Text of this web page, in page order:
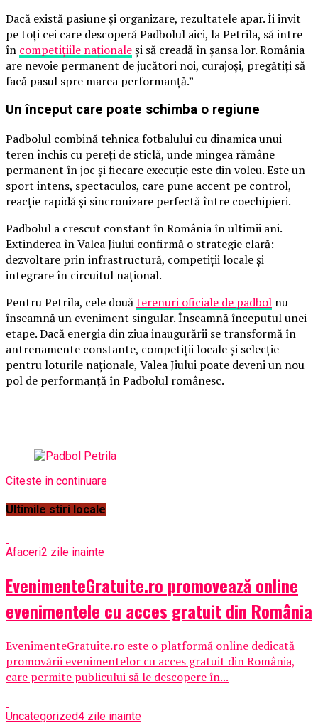
Dacă există pasiune și organizare, rezultatele apar. Îi invit
pe toți cei care descoperă Padbolul aici, la Petrila, să intre
în competițiile naționaleși să creadă în șansa lor. România
are nevoie permanent de jucători noi, curajoși, pregătiți să
facă pasul spre marea performanță.”
Un început care poate schimba o regiune
Padbolul combină tehnica fotbalului cu dinamica unui
teren închis cu pereți de sticlă, unde mingea rămâne
permanent în joc și fiecare execuție este din voleu. Este un
sport intens, spectaculos, care pune accent pe control,
reacție rapidă și sincronizare perfectă între coechipieri.
Padbolul a crescut constant în România în ultimii ani.
Extinderea în Valea Jiului confirmă o strategie clară:
dezvoltare prin infrastructură, competiții locale și
integrare în circuitul național.
Pentru Petrila, cele douăterenuri oficiale de padbol nu
înseamnă un eveniment singular. Înseamnă începutul unei
etape. Dacă energia din ziua inaugurării se transformă în
antrenamente constante, competiții locale și selecție
pentru loturile naționale, Valea Jiului poate deveni un nou
pol de performanță în Padbolul românesc.
Citeste in continuare
Ultimile stiri locale
Afaceri2 zile inainte
EvenimenteGratuite.ro promovează online
evenimentele cu acces gratuit din România
EvenimenteGratuite.ro este o platformă online dedicată
promovării evenimentelor cu acces gratuit din România,
care permite publicului să le descopere în...
Uncategorized4 zile inainte